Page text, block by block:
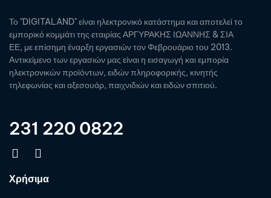
Το "DIGITALAND" είναι ηλεκτρονικό κατάστημα και αποτελεί το
εμπορικό κομμάτι της εταιρίας ΑΡΓΥΡΑΚΗΣ ΙΩΑΝΝΗΣ & ΣΙΑ
ΕΕ, με επίσημη έναρξη εργασιών τον Φεβρουάριο του 2013.
Αντικείμενο των εργασιών μας είναι η εισαγωγή και εμπορία
ηλεκτρονικών προϊόντων, ειδών πληροφορικής, κινητής
τηλεφωνίας και αξεσουάρ, παιχνιδιών και ειδών σπιτιού.
231 220 0822
Χρήσιμα